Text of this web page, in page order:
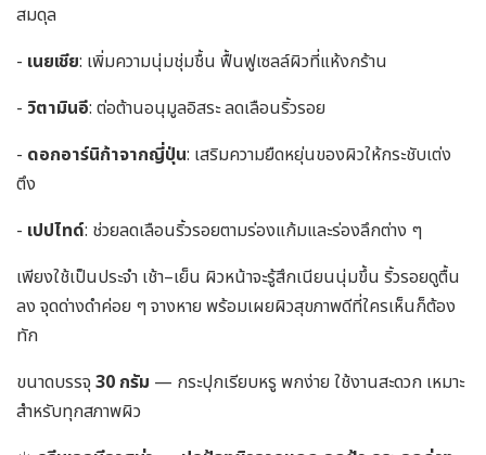
สมดุล
- เนยเชีย: เพิ่มความนุ่มชุ่มชื้น ฟื้นฟูเซลล์ผิวที่แห้งกร้าน
- วิตามินอี: ต่อต้านอนุมูลอิสระ ลดเลือนริ้วรอย
- ดอกอาร์นิก้าจากญี่ปุ่น: เสริมความยืดหยุ่นของผิวให้กระชับเต่ง
ตึง
- เปปไทด์: ช่วยลดเลือนริ้วรอยตามร่องแก้มและร่องลึกต่าง ๆ
เพียงใช้เป็นประจำ เช้า–เย็น ผิวหน้าจะรู้สึกเนียนนุ่มขึ้น ริ้วรอยดูตื้น
ลง จุดด่างดำค่อย ๆ จางหาย พร้อมเผยผิวสุขภาพดีที่ใครเห็นก็ต้อง
ทัก
ขนาดบรรจุ 30 กรัม — กระปุกเรียบหรู พกง่าย ใช้งานสะดวก เหมาะ
สำหรับทุกสภาพผิว